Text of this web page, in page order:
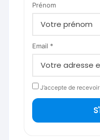
Prénom
Email *
J’accepte de